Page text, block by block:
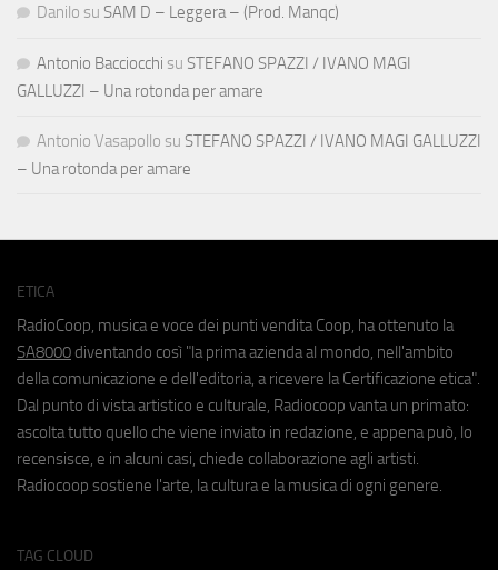
Danilo su SAM D – Leggera – (Prod. Manqc)
Antonio Bacciocchi su STEFANO SPAZZI / IVANO MAGI
GALLUZZI – Una rotonda per amare
Antonio Vasapollo su STEFANO SPAZZI / IVANO MAGI GALLUZZI
– Una rotonda per amare
ETICA
RadioCoop, musica e voce dei punti vendita Coop, ha ottenuto la
SA8000 diventando così "la prima azienda al mondo, nell'ambito
della comunicazione e dell'editoria, a ricevere la Certificazione etica".
Dal punto di vista artistico e culturale, Radiocoop vanta un primato:
ascolta tutto quello che viene inviato in redazione, e appena può, lo
recensisce, e in alcuni casi, chiede collaborazione agli artisti.
Radiocoop sostiene l'arte, la cultura e la musica di ogni genere.
TAG CLOUD